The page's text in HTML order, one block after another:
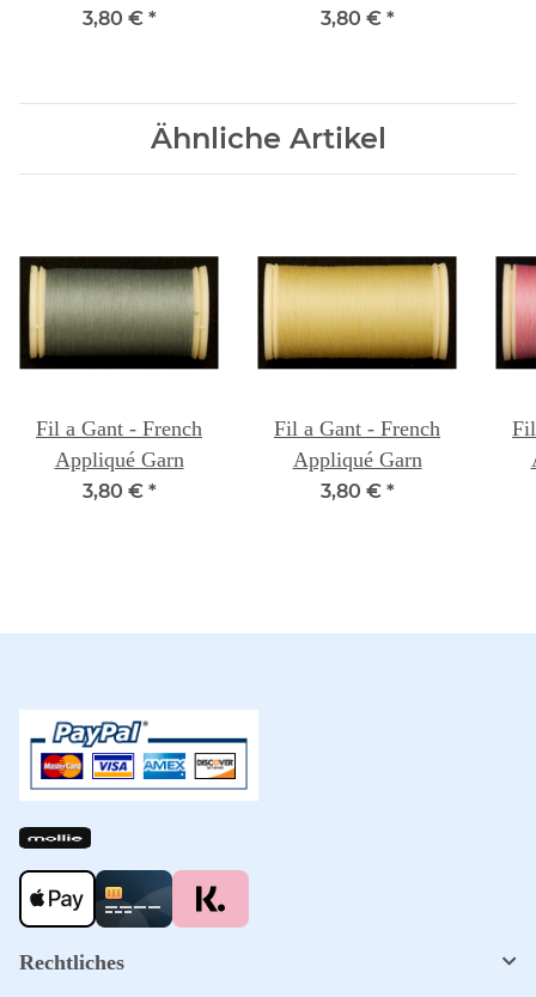
3,80 € * 3,80 € *
Ähnliche Artikel
Fil a Gant - French
Appliqué Garn
3,80 € *
Fil a Gant - French
Appliqué Garn
3,80 € *
Rechtliches